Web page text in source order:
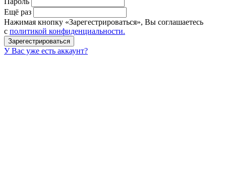
Ещё раз
Нажимая кнопку «Зарегестрироваться», Вы соглашаетесь
с политикой конфиденциальности.
У Вас уже есть аккаунт?